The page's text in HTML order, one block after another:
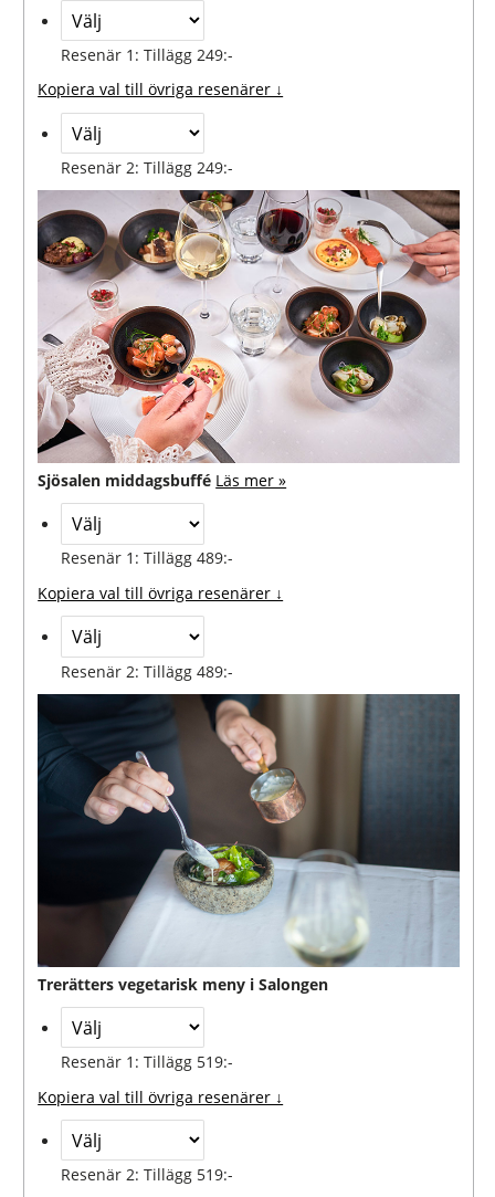
Resenär 1: Tillägg 249:-
Kopiera val till övriga resenärer ↓
Resenär 2: Tillägg 249:-
Sjösalen middagsbuffé Läs mer »
Resenär 1: Tillägg 489:-
Kopiera val till övriga resenärer ↓
Resenär 2: Tillägg 489:-
Trerätters vegetarisk meny i Salongen
Resenär 1: Tillägg 519:-
Kopiera val till övriga resenärer ↓
Resenär 2: Tillägg 519:-